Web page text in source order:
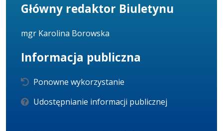
Główny redaktor Biuletynu
mgr Karolina Borowska
Informacja publiczna
Ponowne wykorzystanie
Udostępnianie informacji publicznej